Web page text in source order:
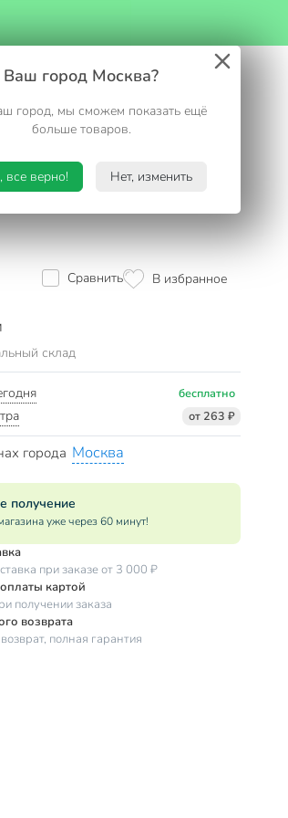
Ваш город Москва?
город, мы сможем показать ещё
больше товаров.
все верно! Нет, изменить
Корзина
ТУРИЗМ. ОТДЫХ НА ДАЧЕ
Bartex, 1227008
Сравнить В избранное
склад
бесплатно
от 263 ₽
города Москва
получение
уже через 60 минут!
при заказе от 3 000 ₽
картой
получении заказа
возврата
полная гарантия